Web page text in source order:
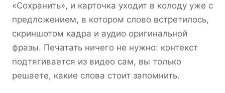
«Сохранить», и карточка уходит в колоду уже с
предложением, в котором слово встретилось,
скриншотом кадра и аудио оригинальной
фразы. Печатать ничего не нужно: контекст
подтягивается из видео сам, вы только
решаете, какие слова стоит запомнить.